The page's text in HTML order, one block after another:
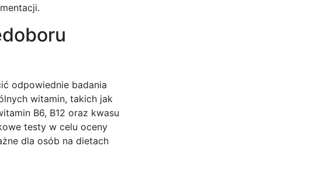
odpowiednie badania
witamin, takich jak
B6, B12 oraz kwasu
testy w celu oceny
dla osób na dietach